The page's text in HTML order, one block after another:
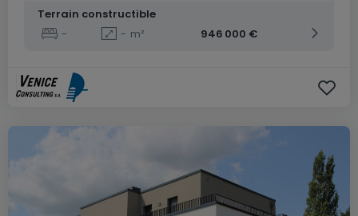
Terrain constructible
-
- m² 946 000 €